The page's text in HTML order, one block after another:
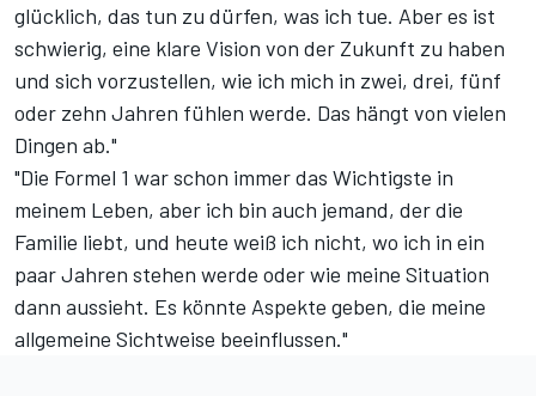
glücklich, das tun zu dürfen, was ich tue. Aber es ist
schwierig, eine klare Vision von der Zukunft zu haben
und sich vorzustellen, wie ich mich in zwei, drei, fünf
oder zehn Jahren fühlen werde. Das hängt von vielen
Dingen ab."
"Die Formel 1 war schon immer das Wichtigste in
meinem Leben, aber ich bin auch jemand, der die
Familie liebt, und heute weiß ich nicht, wo ich in ein
paar Jahren stehen werde oder wie meine Situation
dann aussieht. Es könnte Aspekte geben, die meine
allgemeine Sichtweise beeinflussen."